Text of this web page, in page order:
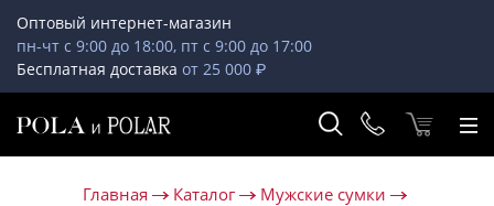
Оптовый интернет-магазин
пн-чт с 9:00 до 18:00, пт с 9:00 до 17:00
Бесплатная доставка от 25 000 ₽
Главная Каталог
Мужские сумки